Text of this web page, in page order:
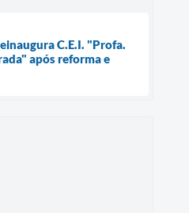
C.E.I. "Profa.
após reforma e